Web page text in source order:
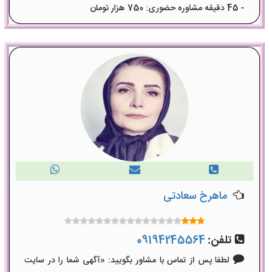
- 45 دقیقه مشاوره حضوری: 750 هزار تومان
ماهرخ سعادتی
تلفن: 09194245564
لطفا پس از تماس با مشاور بگویید: «آگهی شما را در سایت